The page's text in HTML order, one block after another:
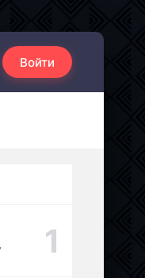
Войти